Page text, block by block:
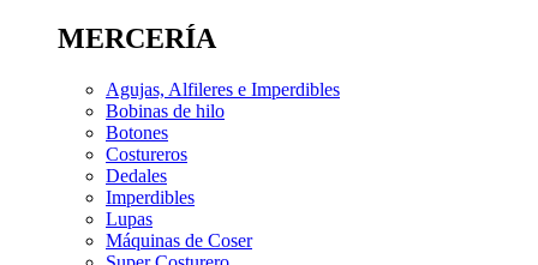
MERCERÍA
Agujas, Alfileres e Imperdibles
Bobinas de hilo
Botones
Costureros
Dedales
Imperdibles
Lupas
Máquinas de Coser